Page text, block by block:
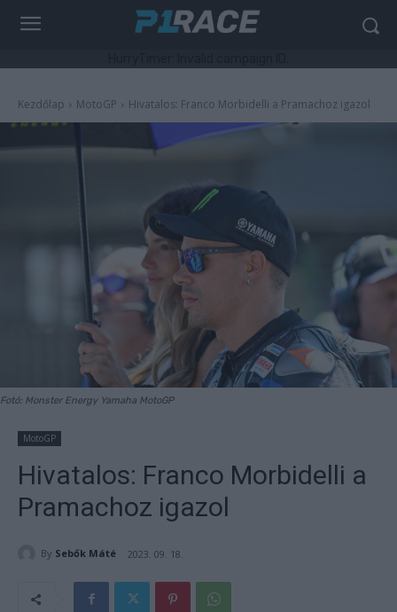
Kezdőlap MotoGP Hivatalos: Franco Morbidelli a Pramachoz igazol
Fotó: Monster Energy Yamaha MotoGP
MotoGP
Hivatalos: Franco Morbidelli a
Pramachoz igazol
By Sebők Máté 2023. 09. 18.